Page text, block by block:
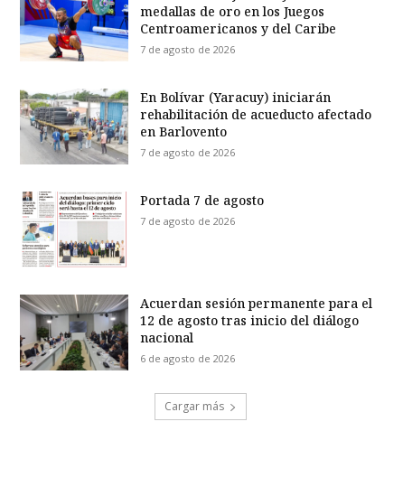
medallas de oro en los Juegos
Centroamericanos y del Caribe
7 de agosto de 2026
En Bolívar (Yaracuy) iniciarán
rehabilitación de acueducto afectado
en Barlovento
7 de agosto de 2026
Portada 7 de agosto
7 de agosto de 2026
Acuerdan sesión permanente para el
12 de agosto tras inicio del diálogo
nacional
6 de agosto de 2026
Cargar más